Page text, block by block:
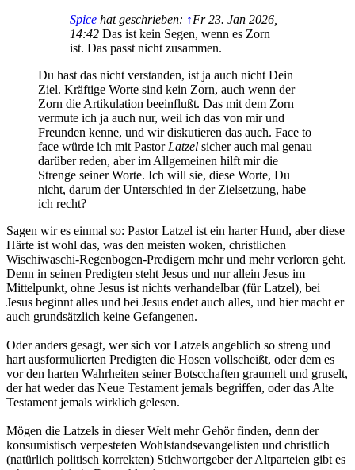
Spice hat geschrieben: ↑Fr 23. Jan 2026,
14:42 Das ist kein Segen, wenn es Zorn
ist. Das passt nicht zusammen.
Du hast das nicht verstanden, ist ja auch nicht Dein
Ziel. Kräftige Worte sind kein Zorn, auch wenn der
Zorn die Artikulation beeinflußt. Das mit dem Zorn
vermute ich ja auch nur, weil ich das von mir und
Freunden kenne, und wir diskutieren das auch. Face to
face würde ich mit Pastor Latzel sicher auch mal genau
darüber reden, aber im Allgemeinen hilft mir die
Strenge seiner Worte. Ich will sie, diese Worte, Du
nicht, darum der Unterschied in der Zielsetzung, habe
ich recht?
Sagen wir es einmal so: Pastor Latzel ist ein harter Hund, aber diese
Härte ist wohl das, was den meisten woken, christlichen
Wischiwaschi-Regenbogen-Predigern mehr und mehr verloren geht.
Denn in seinen Predigten steht Jesus und nur allein Jesus im
Mittelpunkt, ohne Jesus ist nichts verhandelbar (für Latzel), bei
Jesus beginnt alles und bei Jesus endet auch alles, und hier macht er
auch grundsätzlich keine Gefangenen.
Oder anders gesagt, wer sich vor Latzels angeblich so streng und
hart ausformulierten Predigten die Hosen vollscheißt, oder dem es
vor den harten Wahrheiten seiner Botscchaften graumelt und gruselt,
der hat weder das Neue Testament jemals begriffen, oder das Alte
Testament jemals wirklich gelesen.
Mögen die Latzels in dieser Welt mehr Gehör finden, denn der
konsumistisch verpesteten Wohlstandsevangelisten und christlich
(natürlich politisch korrekten) Stichwortgeber der Altparteien gibt es